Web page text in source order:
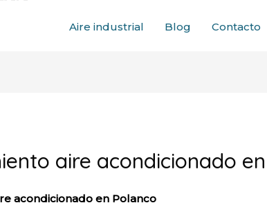
Aire industrial Blog Contacto
aire acondicionado
acondicionado en Polanco